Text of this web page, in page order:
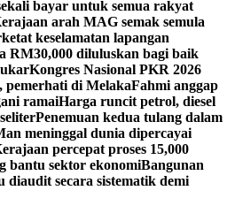
bayar untuk semua rakyat
arah MAG semak semula
keselamatan lapangan
RM30,000 diluluskan bagi baik
Kongres Nasional PKR 2026
pemerhati di MelakaFahmi anggap
ramaiHarga runcit petrol, diesel
Penemuan kedua tulang dalam
meninggal dunia dipercayai
percepat proses 15,000
bantu sektor ekonomiBangunan
diaudit secara sistematik demi